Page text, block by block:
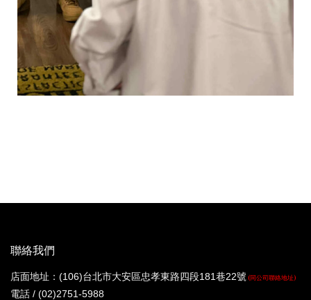
聯絡我們
店面地址：(106)台北市大安區忠孝東路四段181巷22號 (同公司聯絡地址)
電話 / (02)2751-5988